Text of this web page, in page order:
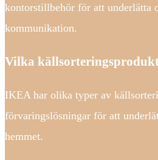
kontorstillbehör för att underlätta
kommunikation.
Vilka
IKEA har olika typer av
förvaringslösningar för att
hemmet.